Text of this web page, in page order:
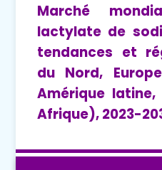
Marché
lactylate de
tendances et
du Nord,
Amérique
Afrique), 2023-